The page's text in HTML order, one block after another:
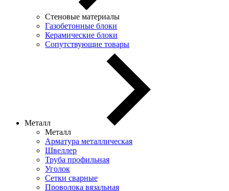
Стеновые материалы
Газобетонные блоки
Керамические блоки
Сопутствующие товары
Металл
Металл
Арматура металлическая
Швеллер
Труба профильная
Уголок
Сетки сварные
Проволока вязальная